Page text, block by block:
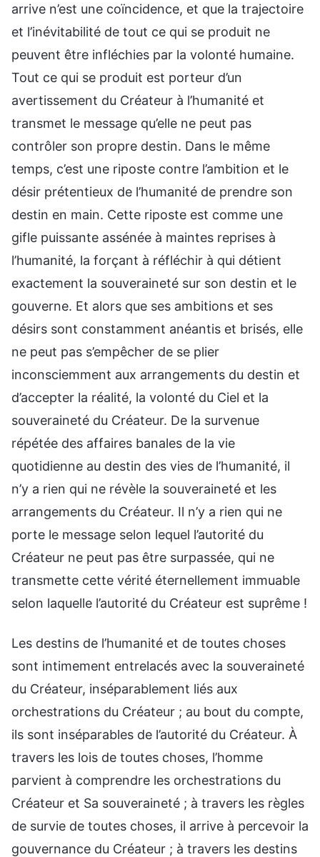
arrive n’est une coïncidence, et que la trajectoire
et l’inévitabilité de tout ce qui se produit ne
peuvent être infléchies par la volonté humaine.
Tout ce qui se produit est porteur d’un
avertissement du Créateur à l’humanité et
transmet le message qu’elle ne peut pas
contrôler son propre destin. Dans le même
temps, c’est une riposte contre l’ambition et le
désir prétentieux de l’humanité de prendre son
destin en main. Cette riposte est comme une
gifle puissante assénée à maintes reprises à
l’humanité, la forçant à réfléchir à qui détient
exactement la souveraineté sur son destin et le
gouverne. Et alors que ses ambitions et ses
désirs sont constamment anéantis et brisés, elle
ne peut pas s’empêcher de se plier
inconsciemment aux arrangements du destin et
d’accepter la réalité, la volonté du Ciel et la
souveraineté du Créateur. De la survenue
répétée des affaires banales de la vie
quotidienne au destin des vies de l’humanité, il
n’y a rien qui ne révèle la souveraineté et les
arrangements du Créateur. Il n’y a rien qui ne
porte le message selon lequel l’autorité du
Créateur ne peut pas être surpassée, qui ne
transmette cette vérité éternellement immuable
selon laquelle l’autorité du Créateur est suprême !
Les destins de l’humanité et de toutes choses
sont intimement entrelacés avec la souveraineté
du Créateur, inséparablement liés aux
orchestrations du Créateur ; au bout du compte,
ils sont inséparables de l’autorité du Créateur. À
travers les lois de toutes choses, l’homme
parvient à comprendre les orchestrations du
Créateur et Sa souveraineté ; à travers les règles
de survie de toutes choses, il arrive à percevoir la
gouvernance du Créateur ; à travers les destins